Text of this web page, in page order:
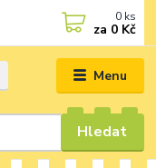
Menu
Hledat
0 ks
za 0 Kč